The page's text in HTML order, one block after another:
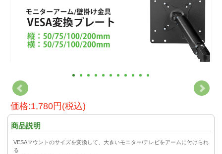
価格:1,780円(税込)
商品説明
VESAマウントのサイズを変換して、大きいモニター/テレビをアームに付けられ
る